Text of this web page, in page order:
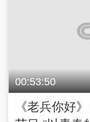
00:53:50
《老兵你好